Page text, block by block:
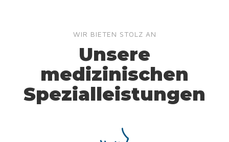
WIR BIETEN STOLZ AN
Unsere
medizinischen
Spezialleistungen